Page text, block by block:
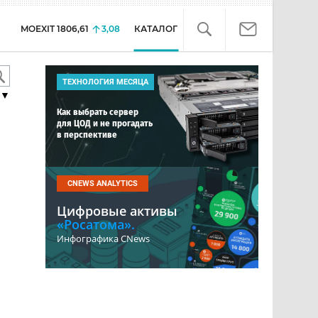
MOEXIT 1806,61 3,08 КАТАЛОГ
ТЕХНОЛОГИЯ МЕСЯЦА
Как выбрать сервер
для ЦОД и не прогадать
в перспективе
CNEWS ANALYTICS
Цифровые активы
«Росатома».
Инфографика CNews